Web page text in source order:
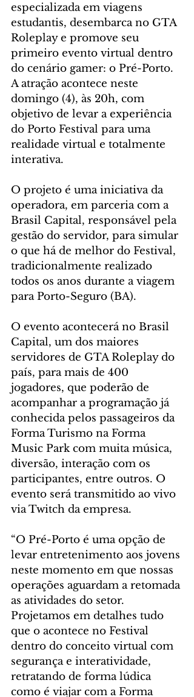
especializada em viagens
estudantis, desembarca no GTA
Roleplay e promove seu
primeiro evento virtual dentro
do cenário gamer: o Pré-Porto.
A atração acontece neste
domingo (4), às 20h, com
objetivo de levar a experiência
do Porto Festival para uma
realidade virtual e totalmente
interativa.
O projeto é uma iniciativa da
operadora, em parceria com a
Brasil Capital, responsável pela
gestão do servidor, para simular
o que há de melhor do Festival,
tradicionalmente realizado
todos os anos durante a viagem
para Porto-Seguro (BA).
O evento acontecerá no Brasil
Capital, um dos maiores
servidores de GTA Roleplay do
país, para mais de 400
jogadores, que poderão de
acompanhar a programação já
conhecida pelos passageiros da
Forma Turismo na Forma
Music Park com muita música,
diversão, interação com os
participantes, entre outros. O
evento será transmitido ao vivo
via Twitch da empresa.
“O Pré-Porto é uma opção de
levar entretenimento aos jovens
neste momento em que nossas
operações aguardam a retomada
as atividades do setor.
Projetamos em detalhes tudo
que o acontece no Festival
dentro do conceito virtual com
segurança e interatividade,
retratando de forma lúdica
como é viajar com a Forma